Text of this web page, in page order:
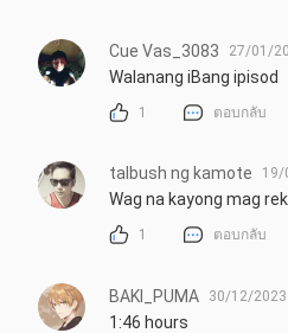
Cue Vas_3083 27/01/
Walanang iBang ipisod
1 ตอบกลับ
talbush ng kamote 19/
Wag na kayong mag
1 ตอบกลับ
BAKI_PUMA 30/12/2023
1:46 hours